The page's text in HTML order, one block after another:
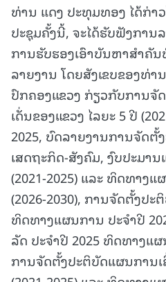
ທ່ານ ແດງ ປະທຸມທອງ ໄດ້ກ່າ
ປະຊຸມຄັ້ງນີ້, ຈະໄດ້ຮັບຟັງການ
ການຮັບຮອງເອົາບັນຫາສໍາຄັ
ລາຍງານ ໂດຍສັງເຂບຂອງທ່
ປົກຄອງແຂວງ ກ່ຽວກັບການຈັ
ເດັ່ນຂອງແຂວງ ໄລຍະ 5 ປີ
2025, ບົດລາຍງານການຈັດ
ເສດຖະກິດ-ສັງຄົມ, ງົບປະມາ
(2021-2025) ແລະ ທິດທາງ
(2026-2030), ການຈັດຕັ້ງປະ
ທິດທາງແຜນການ ປະຈຳປີ
ລັດ ປະຈຳປີ 2025 ທິດທາງແ
ການຈັດຕັ້ງປະຕິບັດແຜນການ